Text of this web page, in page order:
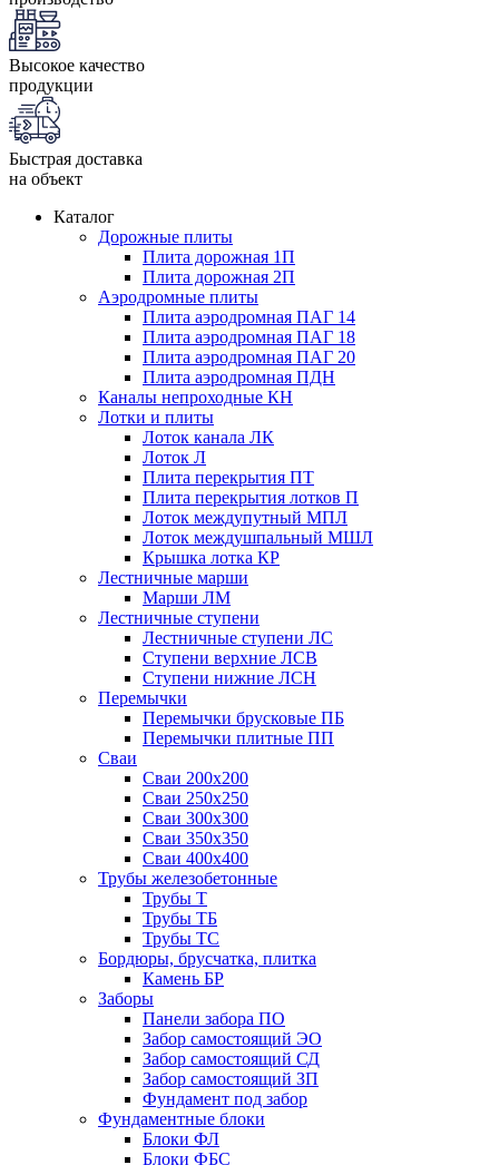
Высокое качество
продукции
Быстрая доставка
на объект
Каталог
Дорожные плиты
Плита дорожная 1П
Плита дорожная 2П
Аэродромные плиты
Плита аэродромная ПАГ 14
Плита аэродромная ПАГ 18
Плита аэродромная ПАГ 20
Плита аэродромная ПДН
Каналы непроходные КН
Лотки и плиты
Лоток канала ЛК
Лоток Л
Плита перекрытия ПТ
Плита перекрытия лотков П
Лоток междупутный МПЛ
Лоток междушпальный МШЛ
Крышка лотка КР
Лестничные марши
Марши ЛМ
Лестничные ступени
Лестничные ступени ЛС
Ступени верхние ЛСВ
Ступени нижние ЛСН
Перемычки
Перемычки брусковые ПБ
Перемычки плитные ПП
Сваи
Сваи 200х200
Сваи 250х250
Сваи 300х300
Сваи 350х350
Сваи 400х400
Трубы железобетонные
Трубы Т
Трубы ТБ
Трубы ТС
Бордюры, брусчатка, плитка
Камень БР
Заборы
Панели забора ПО
Забор самостоящий ЭО
Забор самостоящий СД
Забор самостоящий ЗП
Фyндамент под забор
Фундаментные блоки
Блоки ФЛ
Блоки ФБС